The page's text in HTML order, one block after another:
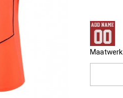
Maatwerk